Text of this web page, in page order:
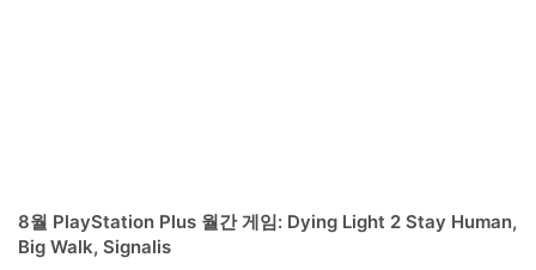
8월 PlayStation Plus 월간 게임: Dying Light 2 Stay Human,
Big Walk, Signalis